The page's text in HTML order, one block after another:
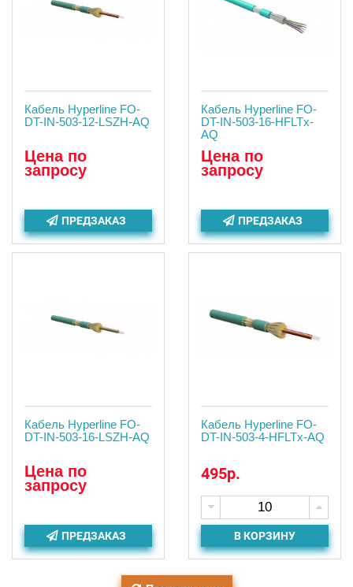
Кабель Hyperline FO-
DT-IN-503-12-LSZH-AQ
Цена по
запросу
ПРЕДЗАКАЗ
Кабель Hyperline FO-
DT-IN-503-16-HFLTx-
AQ
Цена по
запросу
ПРЕДЗАКАЗ
Кабель Hyperline FO-
DT-IN-503-16-LSZH-AQ
Цена по
запросу
ПРЕДЗАКАЗ
Кабель Hyperline FO-
DT-IN-503-4-HFLTx-AQ
495р.
В КОРЗИНУ